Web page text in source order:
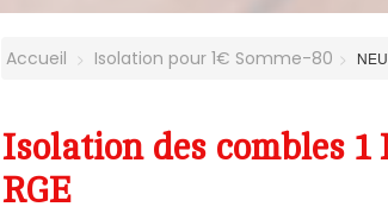
Accueil Isolation pour 1€ Somme-80
Isolation des combles
RGE